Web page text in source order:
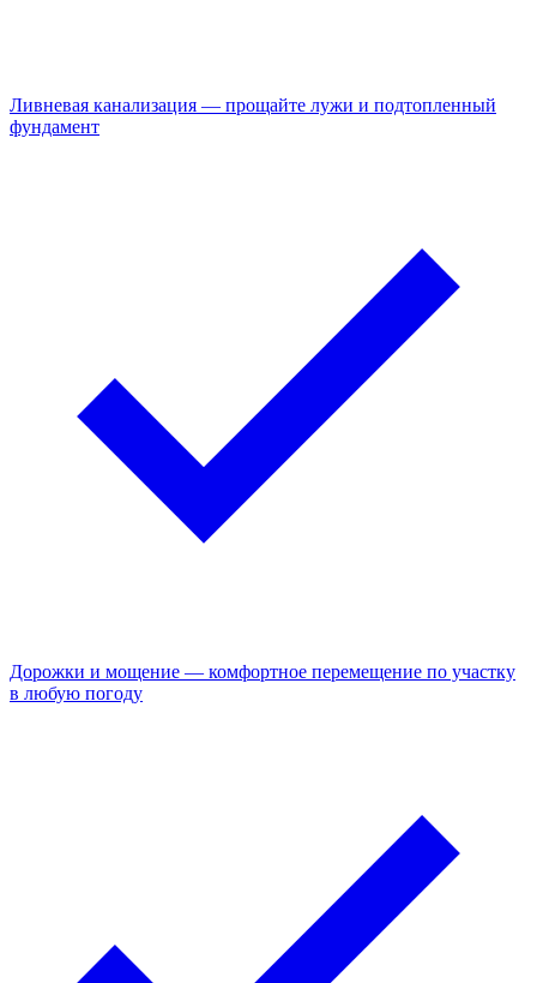
Ливневая канализация — прощайте лужи и подтопленный
фундамент
Дорожки и мощение — комфортное перемещение по участку
в любую погоду